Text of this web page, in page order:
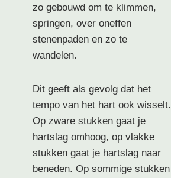
zo gebouwd om te klimmen,
springen, over oneffen
stenenpaden en zo te
wandelen.
Dit geeft als gevolg dat het
tempo van het hart ook wisselt.
Op zware stukken gaat je
hartslag omhoog, op vlakke
stukken gaat je hartslag naar
beneden. Op sommige stukken